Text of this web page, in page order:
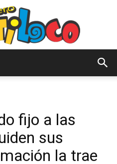
Notiloco
de
fijo a las
sus
la trae